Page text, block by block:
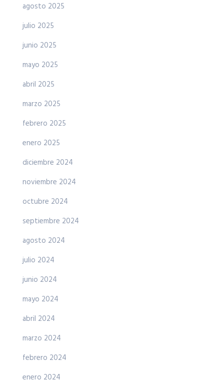
agosto 2025
julio 2025
junio 2025
mayo 2025
abril 2025
marzo 2025
febrero 2025
enero 2025
diciembre 2024
noviembre 2024
octubre 2024
septiembre 2024
agosto 2024
julio 2024
junio 2024
mayo 2024
abril 2024
marzo 2024
febrero 2024
enero 2024